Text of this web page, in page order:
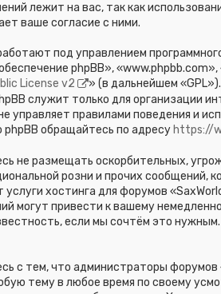
лежит на вас, так как
ваше согласие с ними.
под управлением
phpBB»,
License v2
» (в дальнейшем
служит только для организации
управляет правилами поведения и
обращайтесь по адресу https://
не размещать оскорбительных,
розни и прочих сообщений,
услуги хостинга для форумов
могут привести к вашему
если мы сочтём это
с тем, что администраторы
тему в любое время по своему